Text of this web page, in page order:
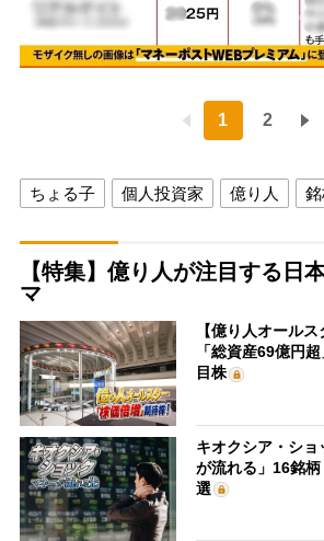
1 2
ちょる子 個人投資家 億り人 銘
【特集】億り人が注目する日
マ
【億り人オール
「総資産69億円
目株
キオクシア・シ
が流れる」16銘
選